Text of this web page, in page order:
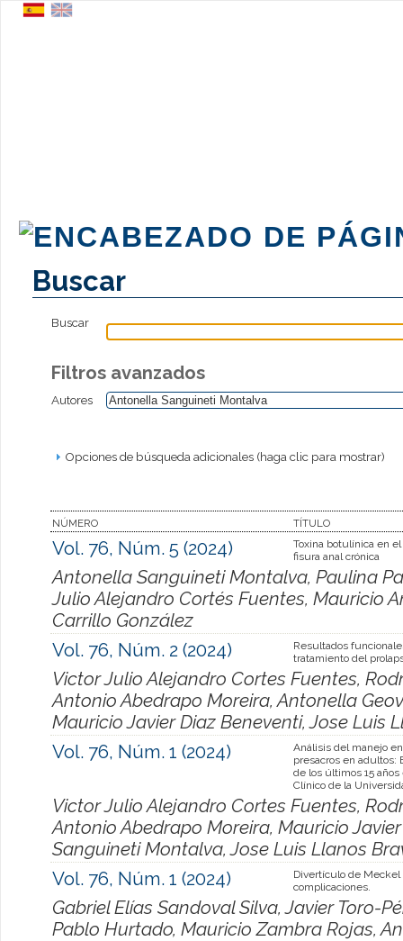
Buscar
Buscar
Filtros avanzados
Autores
Opciones de búsqueda adicionales (haga clic para mostrar)
NÚMERO TÍTULO
Vol. 76, Núm. 5 (2024)
Toxina botulínica en
fisura anal crónica
Antonella Sanguineti Montalva, Paulina
Julio Alejandro Cortés Fuentes, Mauricio
Carrillo González
Vol. 76, Núm. 2 (2024)
Resultados
tratamiento del
Victor Julio Alejandro Cortes Fuentes,
Antonio Abedrapo Moreira, Antonella
Mauricio Javier Diaz Beneventi, Jose Luis
Vol. 76, Núm. 1 (2024)
Análisis del manejo
presacros en adultos:
de los últimos 15
Clínico de la
Victor Julio Alejandro Cortes Fuentes,
Antonio Abedrapo Moreira, Mauricio
Sanguineti Montalva, Jose Luis Llanos
Vol. 76, Núm. 1 (2024)
Divertículo de
complicaciones.
Gabriel Elías Sandoval Silva, Javier Toro-
Pablo Hurtado, Mauricio Zambra Rojas,